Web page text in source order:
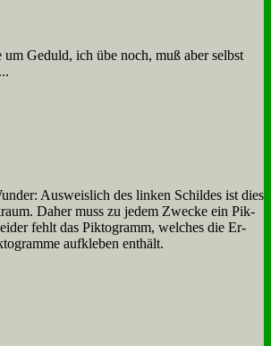
Ge­duld, ich übe noch, muß aber selbst
Aus­weis­lich des lin­ken Schil­des ist dies
Da­her muss zu je­dem Zwecke ein Pik­
fehlt das Pik­to­gramm, wel­ches die Er­
auf­kle­ben ent­hält.